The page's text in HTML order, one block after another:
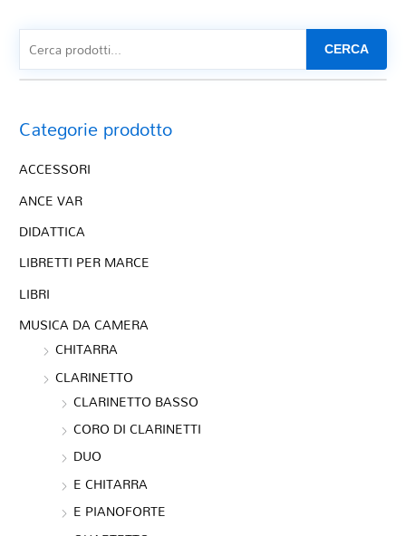
CERCA
Categorie prodotto
ACCESSORI
ANCE VAR
DIDATTICA
LIBRETTI PER MARCE
LIBRI
MUSICA DA CAMERA
CHITARRA
CLARINETTO
CLARINETTO BASSO
CORO DI CLARINETTI
DUO
E CHITARRA
E PIANOFORTE